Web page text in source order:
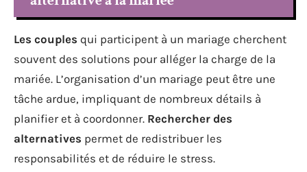
Les couples qui participent à un mariage cherchent
souvent des solutions pour alléger la charge de la
mariée. L’organisation d’un mariage peut être une
tâche ardue, impliquant de nombreux détails à
planifier et à coordonner. Rechercher des
alternatives permet de redistribuer les
responsabilités et de réduire le stress.